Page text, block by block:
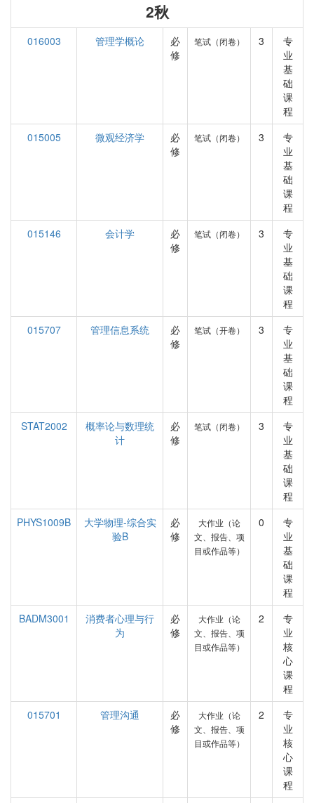
2秋
016003 管理学概论
必
修
笔试（闭卷） 3
专
业
基
础
课
程
015005
微观经济学
必
修
笔试（闭卷） 3
专
业
基
础
课
程
015146
会计学
必
修
笔试（闭卷） 3
专
业
基
础
课
程
015707
管理信息系统
必
修
笔试（开卷） 3
专
业
基
础
课
程
STAT2002
概率论与数理统
计
必
修
笔试（闭卷） 3
专
业
基
础
课
程
PHYS1009B
大学物理-综合实
验B
必
修
大作业（论
文、报告、项
目或作品等）
0
专
业
基
础
课
程
BADM3001
消费者心理与行
为
必
修
大作业（论
文、报告、项
目或作品等）
2
专
业
核
心
课
程
015701
管理沟通
必
修
大作业（论
文、报告、项
目或作品等）
2
专
业
核
心
课
程